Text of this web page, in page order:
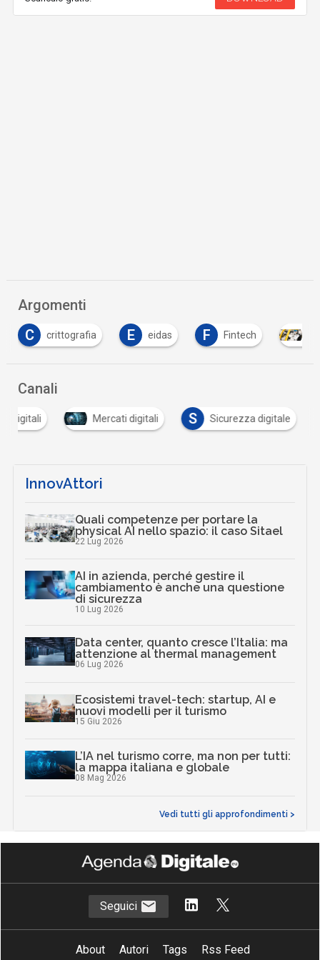
Argomenti
E
eidas F Fintech Intelligenza Artificiale
Canali
digitali Mercati digitali S Sicurezza digitale
InnovAttori
Quali competenze per portare la
physical AI nello spazio: il caso Sitael
22 Lug 2026
AI in azienda, perché gestire il
cambiamento è anche una questione
di sicurezza
10 Lug 2026
Data center, quanto cresce l’Italia: ma
attenzione al thermal management
06 Lug 2026
Ecosistemi travel-tech: startup, AI e
nuovi modelli per il turismo
15 Giu 2026
L’IA nel turismo corre, ma non per tutti:
la mappa italiana e globale
08 Mag 2026
Vedi tutti gli approfondimenti >
Seguici
About Autori Tags Rss Feed